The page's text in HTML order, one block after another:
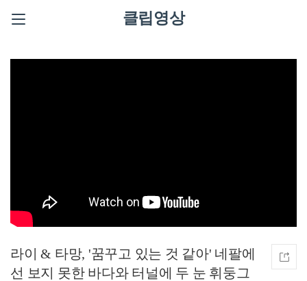
클립영상
라이 & 타망, '꿈꾸고 있는 것 같아' 네팔에
선 보지 못한 바다와 터널에 두 눈 휘둥그